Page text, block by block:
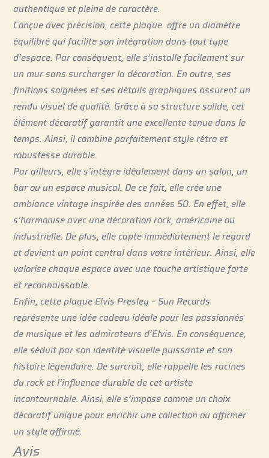
authentique et pleine de caractère.
Conçue avec précision, cette plaque offre un diamètre
équilibré qui facilite son intégration dans tout type
d’espace. Par conséquent, elle s’installe facilement sur
un mur sans surcharger la décoration. En outre, ses
finitions soignées et ses détails graphiques assurent un
rendu visuel de qualité. Grâce à sa structure solide, cet
élément décoratif garantit une excellente tenue dans le
temps. Ainsi, il combine parfaitement style rétro et
robustesse durable.
Par ailleurs, elle s’intègre idéalement dans un salon, un
bar ou un espace musical. De ce fait, elle crée une
ambiance vintage inspirée des années 50. En effet, elle
s’harmonise avec une décoration rock, américaine ou
industrielle. De plus, elle capte immédiatement le regard
et devient un point central dans votre intérieur. Ainsi, elle
valorise chaque espace avec une touche artistique forte
et reconnaissable.
Enfin, cette plaque Elvis Presley – Sun Records
représente une idée cadeau idéale pour les passionnés
de musique et les admirateurs d’Elvis. En conséquence,
elle séduit par son identité visuelle puissante et son
histoire légendaire. De surcroît, elle rappelle les racines
du rock et l’influence durable de cet artiste
incontournable. Ainsi, elle s’impose comme un choix
décoratif unique pour enrichir une collection ou affirmer
un style affirmé.
Avis